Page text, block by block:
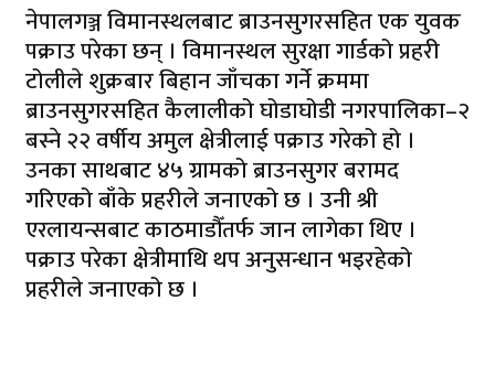
नेपालगञ्ज विमानस्थलबाट ब्राउनसुगरसहित एक युवक
पक्राउ परेका छन् । विमानस्थल सुरक्षा गार्डको प्रहरी
टोलीले शुक्रबार बिहान जाँचका गर्ने क्रममा
ब्राउनसुगरसहित कैलालीको घोडाघोडी नगरपालिका–२
बस्ने २२ वर्षीय अमुल क्षेत्रीलाई पक्राउ गरेको हो ।
उनका साथबाट ४५ ग्रामको ब्राउनसुगर बरामद
गरिएको बाँके प्रहरीले जनाएको छ । उनी श्री
एरलायन्सबाट काठमाडौँतर्फ जान लागेका थिए ।
पक्राउ परेका क्षेत्रीमाथि थप अनुसन्धान भइरहेको
प्रहरीले जनाएको छ ।